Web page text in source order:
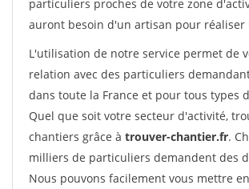
particuliers proches de votre zone
auront besoin d'un artisan pour réaliser
L'utilisation de notre service permet de
relation avec des particuliers
dans toute la France et pour tous types
Quel que soit votre secteur d'activité,
chantiers grâce à trouver-chantier.fr.
milliers de particuliers demandent des
Nous pouvons facilement vous mettre